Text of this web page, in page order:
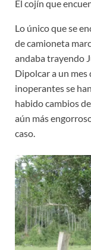
El cojín que
Lo único que se
de camioneta
andaba trayendo
Dipolcar a un mes
inoperantes se
habido cambios
aún más
caso.